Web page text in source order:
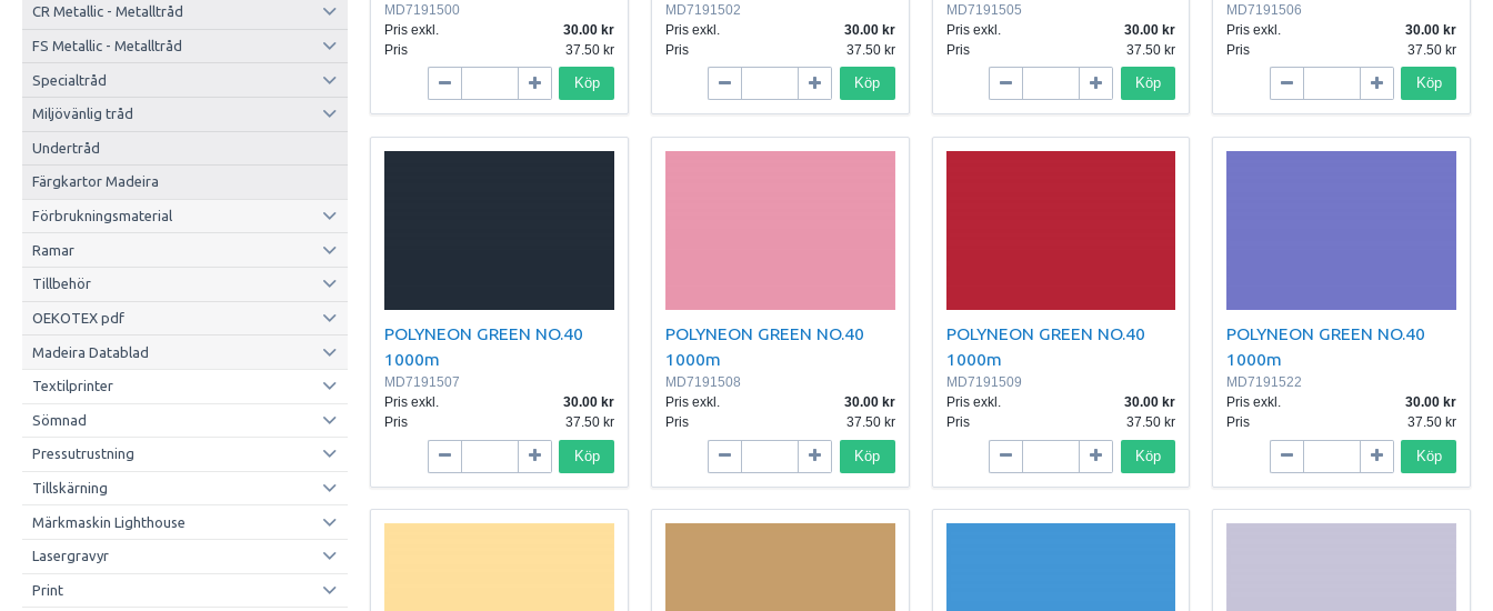
CR Metallic - Metalltråd
FS Metallic - Metalltråd
Specialtråd
Miljövänlig tråd
Undertråd
Färgkartor Madeira
Förbrukningsmaterial
Ramar
Tillbehör
OEKOTEX pdf
Madeira Datablad
Textilprinter
Sömnad
Pressutrustning
Tillskärning
Märkmaskin Lighthouse
Lasergravyr
Print
MD7191500
Pris exkl.
30.00
Pris
37.50
Köp
MD7191502
Pris exkl.
30.00
Pris
37.50
Köp
MD7191505
Pris exkl.
30.00
Pris
37.50
Köp
MD7191506
Pris exkl.
30.00
Pris
37.50
Köp
POLYNEON GREEN NO.40
1000m
MD7191507
Pris exkl.
30.00
Pris
37.50
Köp
POLYNEON GREEN NO.40
1000m
MD7191508
Pris exkl.
30.00
Pris
37.50
Köp
POLYNEON GREEN NO.40
1000m
MD7191509
Pris exkl.
30.00
Pris
37.50
Köp
POLYNEON GREEN NO.40
1000m
MD7191522
Pris exkl.
30.00
Pris
37.50
Köp